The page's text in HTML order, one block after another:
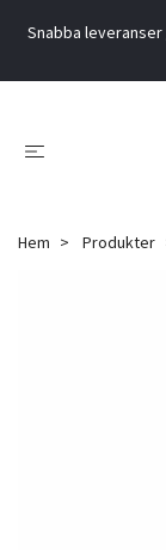
Snabba
Hem Produkter